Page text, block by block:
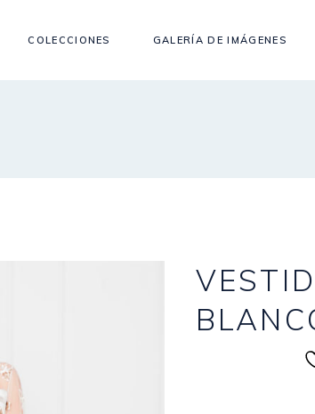
COLECCIONES GALERÍA DE IMÁGENES